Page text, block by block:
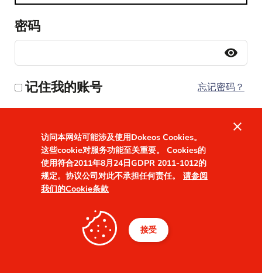
密码
visibility
记住我的账号 忘记密码？
访问本网站可能涉及使用Dokeos Cookies。
这些cookie对服务功能至关重要。 Cookies的
使用符合2011年8月24日GDPR 2011-1012的
规定。协议公司对此不承担任何责任。
请参阅
我们的Cookie条款
接受
close